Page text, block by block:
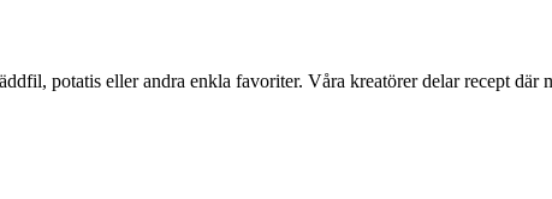
potatis eller andra enkla favoriter. Våra kreatörer delar recept